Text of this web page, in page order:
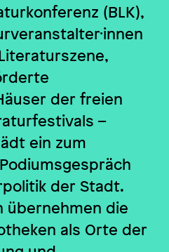
(BLK),
der freien
–
ein zum
der Stadt.
übernehmen die
als Orte der